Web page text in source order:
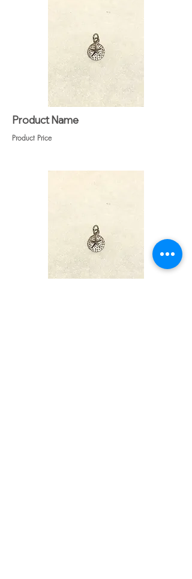
#BOT-42AS, #BOT-62AS, #BOT-
Product Name
Product Price